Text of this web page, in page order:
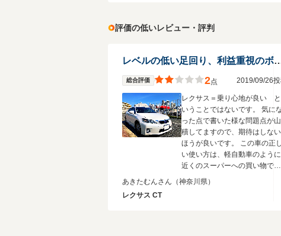
評価の低いレビュー・評判
レベルの低い足回り、
総合評価 2点 2019/09/26
レクサス＝乗り心地が良い と
いうことではないです。 気に
った点で書いた様な問題点が山
積してますので、期待はしない
ほうが良いです。 この車の正し
い使い方は、軽自動車のように
近くのスーパーへの買い物で使
う程度がいいのではないでしょ
あきたむんさん （神奈川県）
レクサス CT